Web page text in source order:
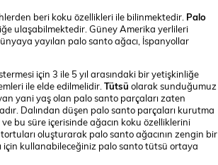
beri koku özellikleri ile bilinmektedir. Palo
ulaşabilmektedir. Güney Amerika yerlileri
yayılan palo santo ağacı, İspanyollar
için 3 ile 5 yıl arasındaki bir yetişkinliğe
ile elde edilmelidir. Tütsü olarak sunduğumuz
yani yaş olan palo santo parçaları zaten
Dalından düşen palo santo parçaları kurutma
bu süre içerisinde ağacın koku özelliklerini
oluşturarak palo santo ağacının zengin bir
için kullanabileceğiniz palo santo tütsü ortaya